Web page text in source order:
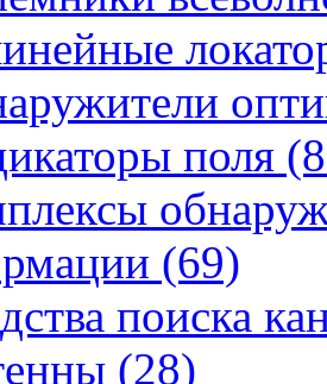
поля
(69)
поиска
(28)